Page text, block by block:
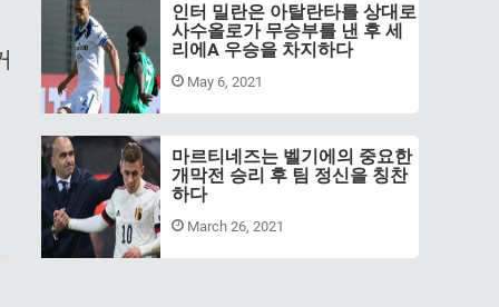
인터 밀란은 아탈란타를 상대로
사수올로가 무승부를 낸 후 세
리에A 우승을 차지하다
May 6, 2021
마르티네즈는 벨기에의 중요한
개막전 승리 후 팀 정신을 칭찬
하다
March 26, 2021